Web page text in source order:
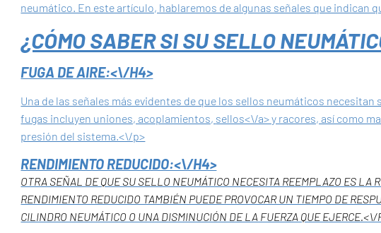
neumático. En este artículo, hablaremos de algunas señales que indican
¿CÓMO SABER SI SU SELLO
FUGA DE AIRE:<\/H4>
Una de las señales más evidentes de que los sellos neumáticos
fugas incluyen uniones, acoplamientos, sellos<\/a> y racores, así como
presión del sistema.<\/p>
RENDIMIENTO REDUCIDO:<\/H4>
OTRA SEÑAL DE QUE SU SELLO NEUMÁTICO NECESITA REEMPLAZO ES LA
RENDIMIENTO REDUCIDO TAMBIÉN PUEDE PROVOCAR UN TIEMPO DE
CILINDRO NEUMÁTICO O UNA DISMINUCIÓN DE LA FUERZA QUE EJERCE.<\/